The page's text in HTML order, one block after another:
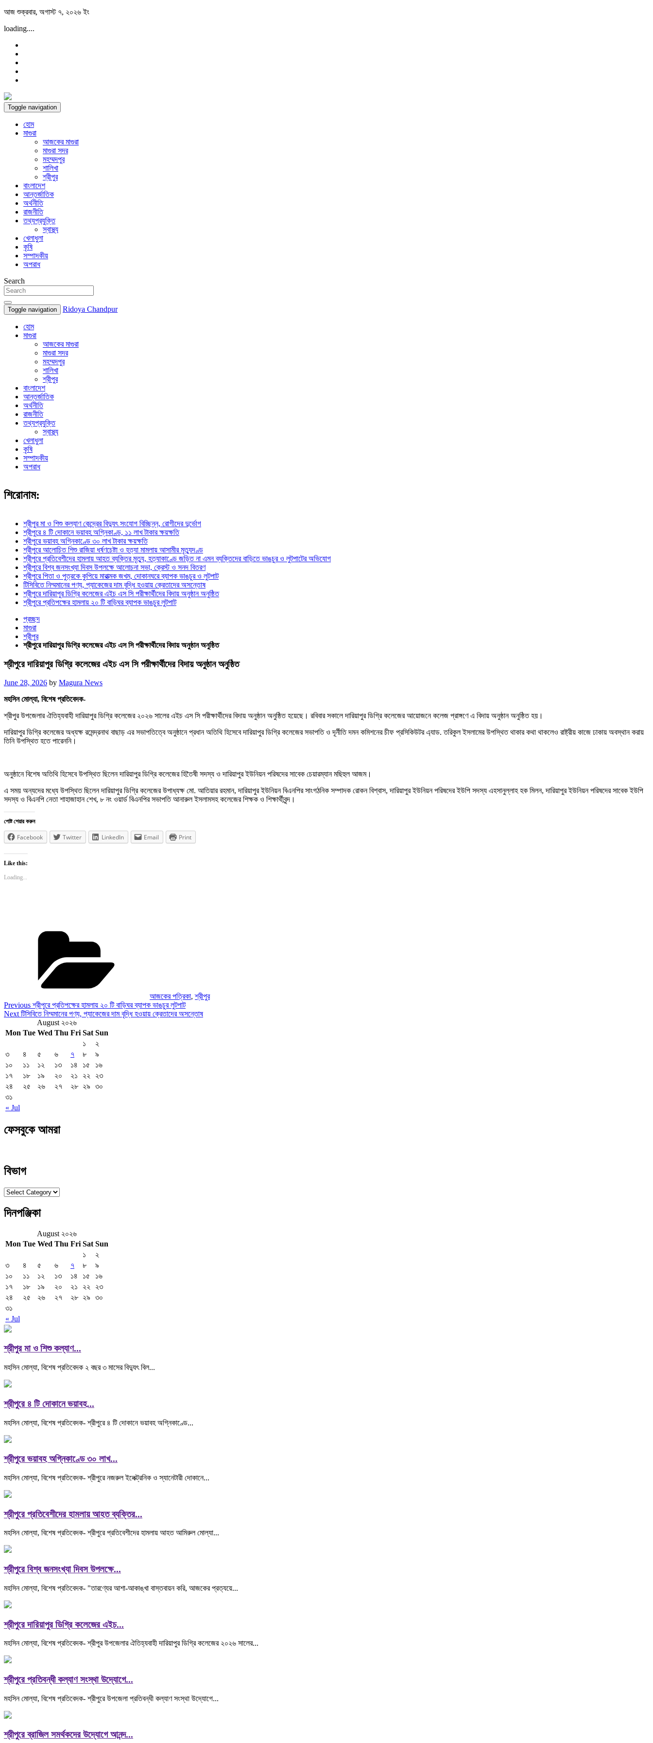
Skip
content
আজ শুক্রবার, অগাস্ট ৭, ২০২৬ ইং
loading....
Toggle navigation
হোম
মাগুরা
আজকের মাগুরা
মাগুরা সদর
মহম্মদপুর
শালিখা
শ্রীপুর
বাংলাদেশ
আন্তর্জাতিক
অর্থনীতি
রাজনীতি
তথ্যপ্রযুক্তি
স্বাস্থ্য
খেলাধুলা
কৃষি
সম্পাদকীয়
অপরাধ
Search
Toggle navigation Ridoya Chandpur
হোম
মাগুরা
আজকের মাগুরা
মাগুরা সদর
মহম্মদপুর
শালিখা
শ্রীপুর
বাংলাদেশ
আন্তর্জাতিক
অর্থনীতি
রাজনীতি
তথ্যপ্রযুক্তি
স্বাস্থ্য
খেলাধুলা
কৃষি
সম্পাদকীয়
অপরাধ
শিরোনাম:
শ্রীপুর মা ও শিশু কল্যাণ কেন্দ্রের বিদ্যুৎ সংযোগ বিচ্ছিন্ন, রোগীদের দুর্ভোগ
শ্রীপুরে ৪ টি দোকানে ভয়াবহ অগ্নিকাণ্ড, ১১ লাখ টাকার ক্ষয়ক্ষতি
শ্রীপুরে ভয়াবহ অগ্নিকাণ্ডে ৩০ লাখ টাকার ক্ষয়ক্ষতি
শ্রীপুরে আলোচিত শিশু রাজিয়া ধর্ষণচেষ্টা ও হত্যা মামলায় আসামীর মৃত্যুদণ্ড
শ্রীপুরে প্রতিবেশীদের হামলায় আহত ব্যক্তির মৃত্যু, হত্যাকাণ্ডে জড়িত না এমন ব্যক্তিদের বাড়িতে ভাঙচুর ও লুটপাটের অভিযোগ
শ্রীপুরে বিশ্ব জনসংখ্যা দিবস উপলক্ষে আলোচনা সভা, ক্রেস্ট ও সনদ বিতরণ
শ্রীপুরে পিতা ও পুত্রকে কুপিয়ে মারাত্মক জখম, দোকানঘরে ব্যাপক ভাঙচুর ও লুটপাট
টিসিবিতে নিম্মমানের পণ্য, প্যাকেজের দাম বৃদ্ধি হওয়ায় ক্রেতাদের অসন্তোষ
শ্রীপুরে দারিয়াপুর ডিগ্রি কলেজের এইচ এস সি পরীক্ষার্থীদের বিদায় অনুষ্ঠান অনুষ্ঠিত
শ্রীপুরে প্রতিপক্ষের হামলায় ২০ টি বাড়িঘর ব্যাপক ভাঙচুর লুটপাট
প্রচ্ছদ
মাগুরা
শ্রীপুর
শ্রীপুরে দারিয়াপুর ডিগ্রি কলেজের এইচ এস সি পরীক্ষার্থীদের বিদায় অনুষ্ঠান অনুষ্ঠিত
শ্রীপুরে দারিয়াপুর ডিগ্রি কলেজের এইচ এস সি পরীক্ষার্থীদের বিদায় অনুষ্ঠান অনুষ্ঠিত
Posted
June 28, 2026 by Magura News
মহসিন মোল্যা, বিশেষ প্রতিবেদক-
শ্রীপুর উপজেলার ঐতিহ্যবাহী দারিয়াপুর ডিগ্রি কলেজের ২০২৬ সালের এইচ এস সি পরীক্ষার্থীদের বিদায় অনুষ্ঠান অনুষ্ঠিত হয়েছে। রবিবার সকালে দারিয়াপুর ডিগ্রি কলেজের আয়োজনে কলেজ প্রাঙ্গণে এ বিদায় অনুষ্ঠান অনুষ্ঠিত হয়।
দারিয়াপুর ডিগ্রি কলেজের অধ্যক্ষ রমেন্দ্রনাথ বাছাড় এর সভাপতিত্বে অনুষ্ঠানে প্রধান অতিথি হিসেবে দারিয়াপুর ডিগ্রি কলেজের সভাপতি ও দূর্নীতি দমন কমিশনের চীফ প্রসিকিউটর এ্যাড. তরিকুল ইসলামের উপস্থিত থাকার কথা থাকলেও রাষ্ট্রীয় কাজে ঢাকায় অবস্থান করায়
তিনি উপস্থিত হতে পারেননি।
অনুষ্ঠানে বিশেষ অতিথি হিসেবে উপস্থিত ছিলেন দারিয়াপুর ডিগ্রি কলেজের হিতৈষী সদস্য ও দারিয়াপুর ইউনিয়ন পরিষদের সাবেক চেয়ারম্যান মছিহুল আজম।
এ সময় অন্যদের মধ্যে উপস্থিত ছিলেন দারিয়াপুর ডিগ্রি কলেজের উপাধ্যক্ষ মো. আতিয়ার রহমান, দারিয়াপুর ইউনিয়ন বিএনপির সাংগঠনিক সম্পাদক রোকন বিশ্বাস, দারিয়াপুর ইউনিয়ন পরিষদের ইউপি সদস্য এহসানুল্লাহ হক মিলন, দারিয়াপুর ইউনিয়ন পরিষদের সাবেক ইউপি
সদস্য ও বিএনপি নেতা শাহাজাহান শেখ, ৮ নং ওয়ার্ড বিএনপির সভাপতি আনারুল ইসলামসহ কলেজের শিক্ষক ও শিক্ষার্থীবৃন্দ।
পোষ্ট শেয়ার করুন
Facebook Twitter LinkedIn Email Print
Like this:
Loading...
আজকের পত্রিকা,শ্রীপুর
Post
navigation
Previous
Post
Previousশ্রীপুরে প্রতিপক্ষের হামলায় ২০ টি বাড়িঘর ব্যাপক ভাঙচুর লুটপাট
Next
Next টিসিবিতে নিম্মমানের পণ্য, প্যাকেজের দাম বৃদ্ধি হওয়ায় ক্রেতাদের অসন্তোষ
August ২০২৬
Mon Tue Wed Thu Fri Sat Sun
« Jul
১
২
৩
৪ ৫ ৬ ৭ ৮
৯
১০
১১ ১২ ১৩ ১৪ ১৫
১৬
১৭
১৮ ১৯ ২০ ২১ ২২
২৩
২৪
২৫ ২৬ ২৭ ২৮ ২৯
৩০
৩১
ফেসবুকে আমরা
বিভাগ
বিভাগ
দিনপঞ্জিকা
August ২০২৬
Mon Tue Wed Thu Fri Sat Sun
« Jul
১
২
৩
৪ ৫ ৬ ৭ ৮
৯
১০
১১ ১২ ১৩ ১৪ ১৫
১৬
১৭
১৮ ১৯ ২০ ২১ ২২
২৩
২৪
২৫ ২৬ ২৭ ২৮ ২৯
৩০
৩১
শ্রীপুর মা ও শিশু কল্যাণ...
মহসিন মোল্যা, বিশেষ প্রতিবেদক ২ বছর ৩ মাসের বিদ্যুৎ বিল...
শ্রীপুরে ৪ টি দোকানে ভয়াবহ...
মহসিন মোল্যা, বিশেষ প্রতিবেদক- শ্রীপুরে ৪ টি দোকানে ভয়াবহ অগ্নিকাণ্ডে...
শ্রীপুরে ভয়াবহ অগ্নিকাণ্ডে ৩০ লাখ...
মহসিন মোল্যা, বিশেষ প্রতিবেদক- শ্রীপুরে নজরুল ইলেক্ট্রনিক ও স্যানেটারী দোকানে...
শ্রীপুরে প্রতিবেশীদের হামলায় আহত ব্যক্তির...
মহসিন মোল্যা, বিশেষ প্রতিবেদক- শ্রীপুরে প্রতিবেশীদের হামলায় আহত আমিরুল মোল্যা...
শ্রীপুরে বিশ্ব জনসংখ্যা দিবস উপলক্ষে...
মহসিন মোল্যা, বিশেষ প্রতিবেদক- "তারণ্যের আশা-আকাঙ্খা বাস্তবায়ন করি, আজকের প্রত্যয়ে...
শ্রীপুরে দারিয়াপুর ডিগ্রি কলেজের এইচ...
মহসিন মোল্যা, বিশেষ প্রতিবেদক- শ্রীপুর উপজেলার ঐতিহ্যবাহী দারিয়াপুর ডিগ্রি কলেজের ২০২৬ সালের...
শ্রীপুরে প্রতিবন্ধী কল্যাণ সংস্থা উদ্যোগে...
মহসিন মোল্যা, বিশেষ প্রতিবেদক- শ্রীপুরে উপজেলা প্রতিবন্ধী কল্যাণ সংস্থা উদ্যোগে...
শ্রীপুরে ব্রাজিল সমর্থকদের উদ্যোগে আনন্দ...